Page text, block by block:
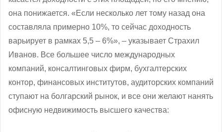
она понижается. «Если несколько лет тому назад она
составляла примерно 10%, то сейчас доходность
варьирует в рамках 5,5 – 6%», ‒ указывает Страхил
Иванов. Все большее число международных
компаний, консалтинговых фирм, бухгалтерских
контор, финансовых институтов, аудиторских компаний
ступают на болгарский рынок, и все они желают нанять
офисную недвижимость высшего качества: